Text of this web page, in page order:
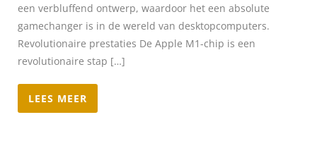
een verbluffend ontwerp, waardoor het een absolute
gamechanger is in de wereld van desktopcomputers.
Revolutionaire prestaties De Apple M1-chip is een
revolutionaire stap […]
LEES MEER